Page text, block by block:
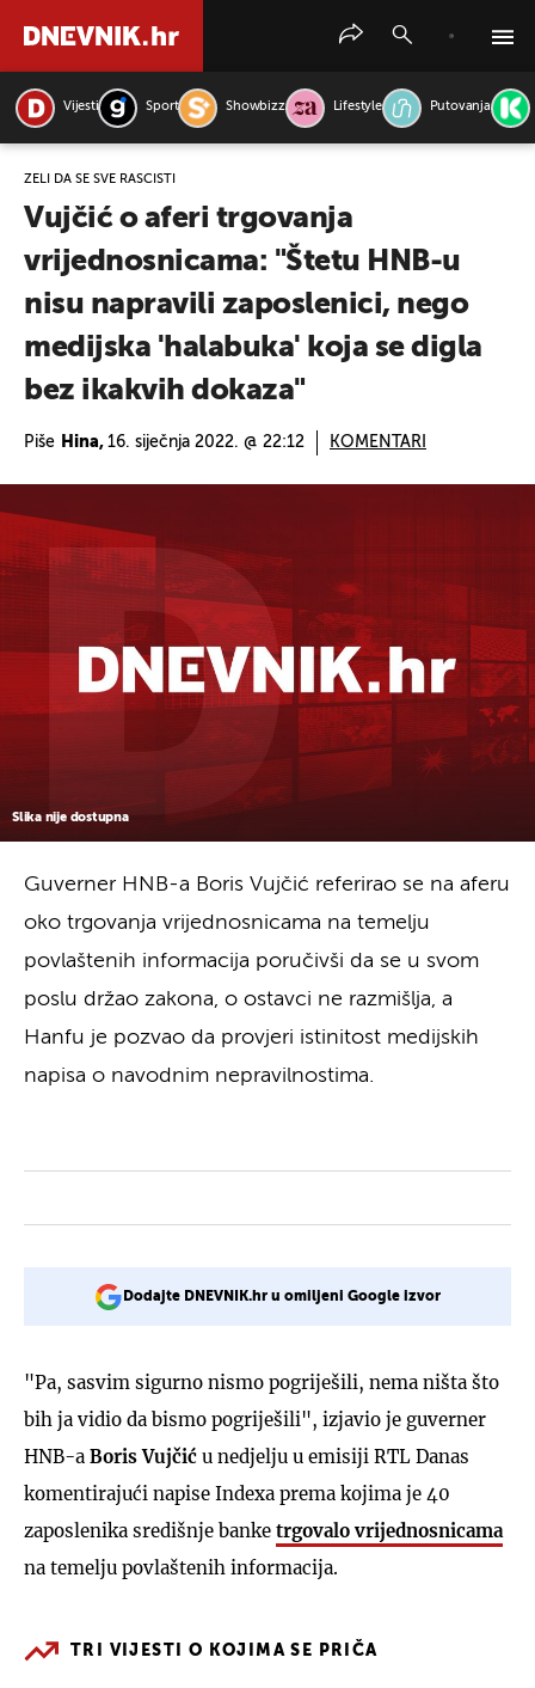
Vijesti Sport Showbizz Lifestyle Putovanja
ŽELI DA SE SVE RASČISTI
Vujčić o aferi trgovanja
vrijednosnicama: "Štetu HNB-u
nisu napravili zaposlenici, nego
medijska 'halabuka' koja se digla
bez ikakvih dokaza"
Piše Hina, 16. siječnja 2022. @ 22:12 KOMENTARI
Slika nije dostupna
Guverner HNB-a Boris Vujčić referirao se na aferu
oko trgovanja vrijednosnicama na temelju
povlaštenih informacija poručivši da se u svom
poslu držao zakona, o ostavci ne razmišlja, a
Hanfu je pozvao da provjeri istinitost medijskih
napisa o navodnim nepravilnostima.
Dodajte DNEVNIK.hr u omiljeni Google izvor
"Pa, sasvim sigurno nismo pogriješili, nema ništa što
bih ja vidio da bismo pogriješili", izjavio je guverner
HNB-a Boris Vujčić u nedjelju u emisiji RTL Danas
komentirajući napise Indexa prema kojima je 40
zaposlenika središnje banke trgovalo vrijednosnicama
na temelju povlaštenih informacija.
TRI VIJESTI O KOJIMA SE PRIČA
PRETRAŽITE VIJESTI